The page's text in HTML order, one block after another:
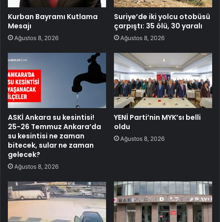
Kurban Bayramı Kutlama
Mesajı
Ağustos 8, 2026
Suriye’de iki yolcu otobüsü
çarpıştı: 35 ölü, 30 yaralı
Ağustos 8, 2026
ASKİ Ankara su kesintisi!
25-26 Temmuz Ankara’da
su kesintisi ne zaman
bitecek, sular ne zaman
gelecek?
Ağustos 8, 2026
YENİ Parti’nin MYK’sı belli
oldu
Ağustos 8, 2026